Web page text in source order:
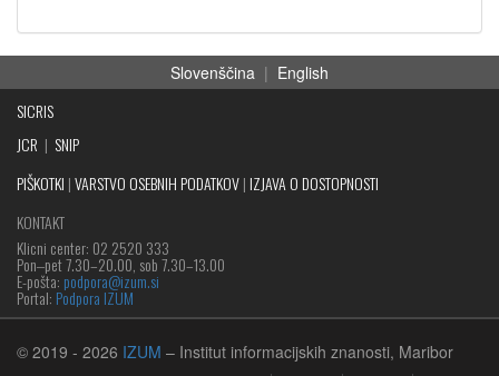
Slovenščina | English
SICRIS
JCR | SNIP
PIŠKOTKI |VARSTVO OSEBNIH PODATKOV| IZJAVA O DOSTOPNOSTI
KONTAKT
Klicni center: 02 2520 333
Pon‒pet 7.30–20.00, sob 7.30–13.00
E-pošta: podpora@izum.si
Portal: Podpora IZUM
© 2019 - 2026 IZUM – Institut informacijskih znanosti, Maribor